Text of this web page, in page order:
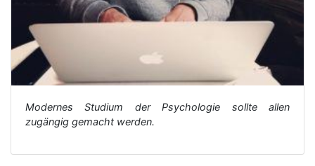
Modernes Studium der Psychologie sollte allen
zugängig gemacht werden.